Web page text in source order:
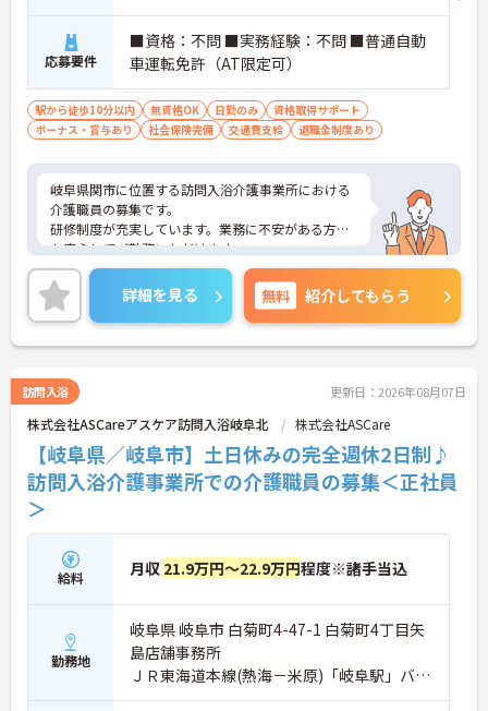
応募要件
■資格：不問 ■実務経験：不問 ■普通自動
車運転免許（AT限定可）
駅から徒歩10分以内 無資格OK 日勤のみ
資格取得サポート
ボーナス・賞与あり
社会保険完備 交通費支給 退職金制度あり
岐阜県関市に位置する訪問入浴介護事業所における
介護職員の募集です。
研修制度が充実しています。業務に不安がある方で
も安心してご勤務いただけます。
ご興味のある方には、面接対策ポイントなど、さら
に詳細をご案内しますのでお気軽にご相談くださ
い！
詳細を見る 無料 紹介してもらう
訪問入浴 更新日：2026年08月07日
株式会社ASCareアスケア訪問入浴岐阜北 株式会社ASCare
【岐阜県／岐阜市】土日休みの完全週休2日制♪
訪問入浴介護事業所での介護職員の募集＜正社員
＞
給料 月収 21.9万円～22.9万円程度※諸手当込
勤務地
岐阜県 岐阜市 白菊町4-47-1 白菊町4丁目矢
島店舗事務所
ＪＲ東海道本線(熱海－米原)「岐阜駅」バ
ス・車10分